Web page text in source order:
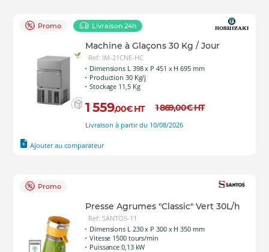
Promo Livraison 24h
Machine à Glaçons 30 Kg / Jour
Ref: IM-21CNE-HC
Dimensions L 398 x P 451 x H 695 mm
Production 30 Kg/j
Stockage 11,5 Kg
1 559,00€ HT 1 869,00€HT
Livraison à partir du 10/08/2026
Ajouter au comparateur
Promo
Presse Agrumes "Classic" Vert 30L/h
Ref: SANTOS-11
Dimensions L 230 x P 300 x H 350 mm
Vitesse 1500 tours/min
Puissance 0,13 kW